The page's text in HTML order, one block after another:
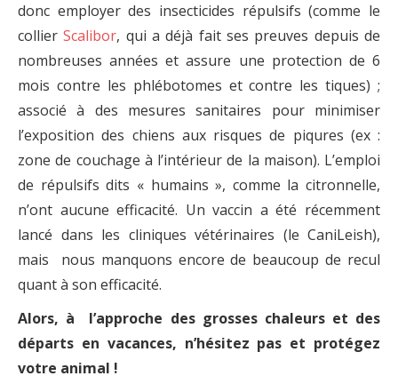
donc employer des insecticides répulsifs (comme le
collierScalibor, qui a déjà fait ses preuves depuis de
nombreuses années et assure une protection de 6
mois contre les phlébotomes et contre les tiques) ;
associé à des mesures sanitaires pour minimiser
l’exposition des chiens aux risques de piqures (ex :
zone de couchage à l’intérieur de la maison). L’emploi
de répulsifs dits « humains », comme la citronnelle,
n’ont aucune efficacité. Un vaccin a été récemment
lancé dans les cliniques vétérinaires (le CaniLeish),
mais nous manquons encore de beaucoup de recul
quant à son efficacité.
Alors, à l’approche des grosses chaleurs et des
départs en vacances, n’hésitez pas et protégez
votre animal !